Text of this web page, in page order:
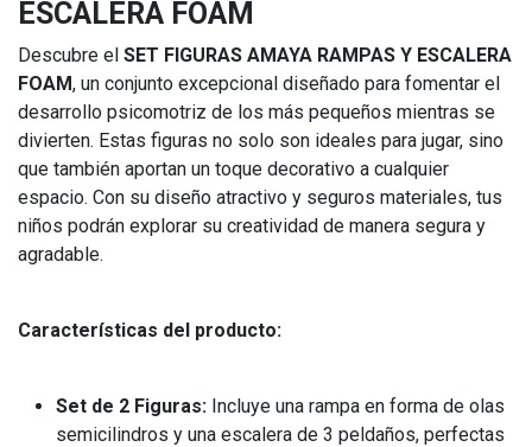
ESCALERA FOAM
Descubre el SET FIGURAS AMAYA RAMPAS Y ESCALERA
FOAM, un conjunto excepcional diseñado para fomentar el
desarrollo psicomotriz de los más pequeños mientras se
divierten. Estas figuras no solo son ideales para jugar, sino
que también aportan un toque decorativo a cualquier
espacio. Con su diseño atractivo y seguros materiales, tus
niños podrán explorar su creatividad de manera segura y
agradable.
Características del producto:
Set de 2 Figuras: Incluye una rampa en forma de olas
semicilindros y una escalera de 3 peldaños, perfectas